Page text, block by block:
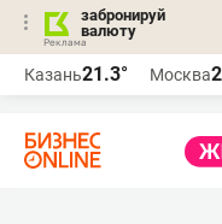
забронируй
валюту
Казань21.3° Москва